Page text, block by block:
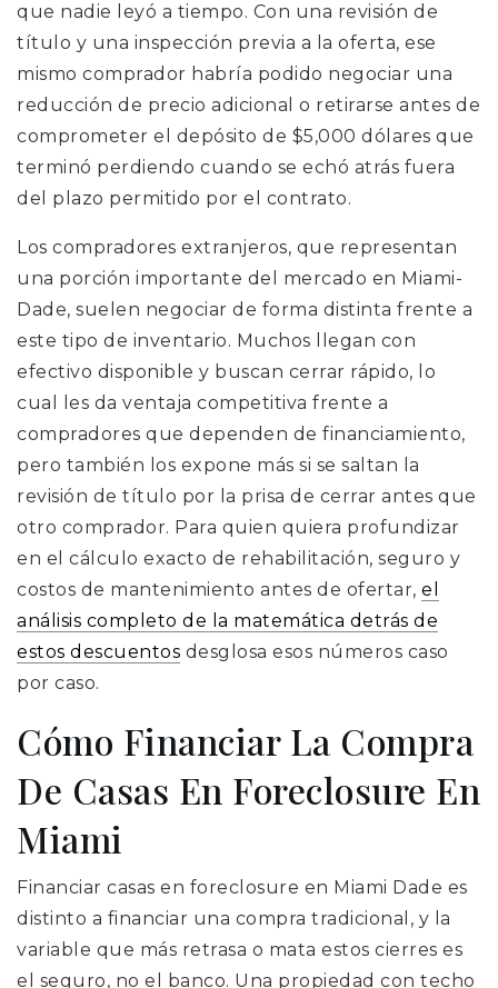
que nadie leyó a tiempo. Con una revisión de
título y una inspección previa a la oferta, ese
mismo comprador habría podido negociar una
reducción de precio adicional o retirarse antes de
comprometer el depósito de $5,000 dólares que
terminó perdiendo cuando se echó atrás fuera
del plazo permitido por el contrato.
Los compradores extranjeros, que representan
una porción importante del mercado en Miami-
Dade, suelen negociar de forma distinta frente a
este tipo de inventario. Muchos llegan con
efectivo disponible y buscan cerrar rápido, lo
cual les da ventaja competitiva frente a
compradores que dependen de financiamiento,
pero también los expone más si se saltan la
revisión de título por la prisa de cerrar antes que
otro comprador. Para quien quiera profundizar
en el cálculo exacto de rehabilitación, seguro y
costos de mantenimiento antes de ofertar, el
análisis completo de la matemática detrás de
estos descuentos desglosa esos números caso
por caso.
Cómo Financiar La Compra
De Casas En Foreclosure En
Miami
Financiar casas en foreclosure en Miami Dade es
distinto a financiar una compra tradicional, y la
variable que más retrasa o mata estos cierres es
el seguro, no el banco. Una propiedad con techo